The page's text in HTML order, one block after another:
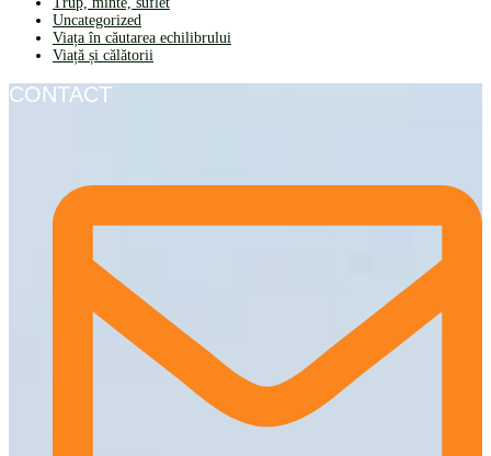
Uncategorized
Viața în căutarea echilibrului
Viață și călătorii
CONTACT